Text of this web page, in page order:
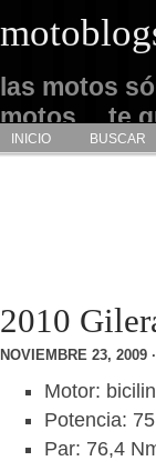
las motos
motos… te
INICIO BUSCAR
2010
NOVIEMBRE 23, 2009
Motor:
Potencia:
Par: 76,4